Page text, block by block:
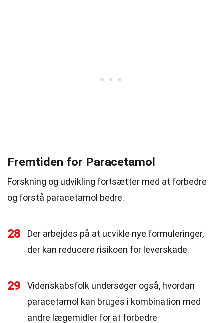
Fremtiden for Paracetamol
Forskning og udvikling fortsætter med at forbedre
og forstå paracetamol bedre.
28
Der arbejdes på at udvikle nye formuleringer,
der kan reducere risikoen for leverskade.
29
Videnskabsfolk undersøger også, hvordan
paracetamol kan bruges i kombination med
andre lægemidler for at forbedre